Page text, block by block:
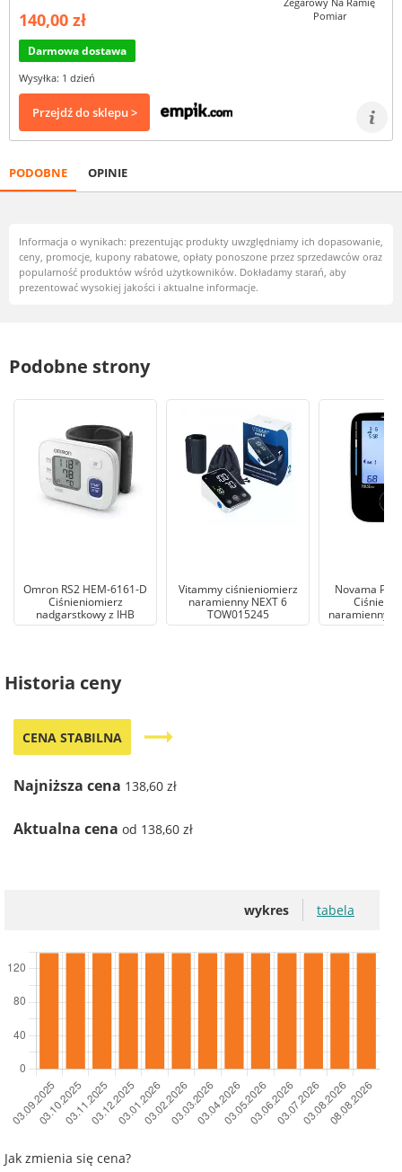
140,00 zł
Darmowa dostawa
Wysyłka: 1 dzień
Przejdź do sklepu >
PODOBNE OPINIE
Informacja o wynikach: prezentując produkty uwzględniamy ich dopasowanie,
ceny, promocje, kupony rabatowe, opłaty ponoszone przez sprzedawców oraz
popularność produktów wśród użytkowników. Dokładamy starań, aby
prezentować wysokiej jakości i aktualne informacje.
Podobne strony
Omron RS2 HEM-6161-D
Ciśnieniomierz
nadgarstkowy z IHB
Vitammy ciśnieniomierz
naramienny NEXT 6
TOW015245
Novama
naramienny
Historia ceny
CENA STABILNA trending_flat
Najniższa cena 138,60 zł
Aktualna cena od 138,60 zł
wykres tabela
Jak zmienia się cena?